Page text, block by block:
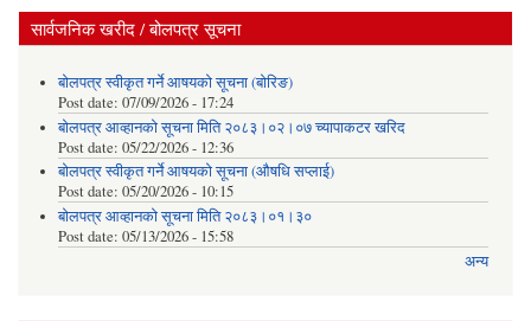
सार्वजनिक खरीद / बोलपत्र सूचना
बोलपत्र स्वीकृत गर्ने आषयको सूचना (बोरिङ)
Post date: 07/09/2026 - 17:24
बोलपत्र आव्हानको सूचना मिति २०८३।०२।०७ च्यापाकटर खरिद
Post date: 05/22/2026 - 12:36
बोलपत्र स्वीकृत गर्ने आषयको सूचना (औषधि सप्लाई)
Post date: 05/20/2026 - 10:15
बोलपत्र आव्हानको सूचना मिति २०८३।०१।३०
Post date: 05/13/2026 - 15:58
अन्य